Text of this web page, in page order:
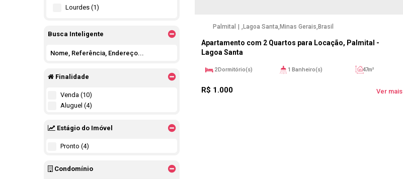
Lourdes (1)
Busca Inteligente
Finalidade
Venda (10)
Aluguel (4)
Estágio do Imóvel
Pronto (4)
Condomínio
Apartamento com 2 Quartos para Locação, Palmital -
Lagoa Santa
R$ 1.000
Palmital Lagoa Santa Minas Gerais Brasil
2Dormitório(s) 1 Banheiro(s)
47m²
Ver mais